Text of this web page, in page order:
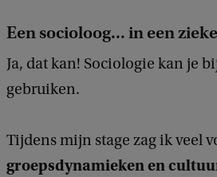
Een socioloog... in een
Ja, dat kan! Sociologie kan je
gebruiken.
Tijdens mijn stage zag ik veel
groepsdynamieken en